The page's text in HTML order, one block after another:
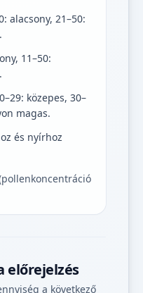
alacsony, 21–50:
11–50:
közepes, 30–
magas.
és nyírhoz
előrejelzés
a következő